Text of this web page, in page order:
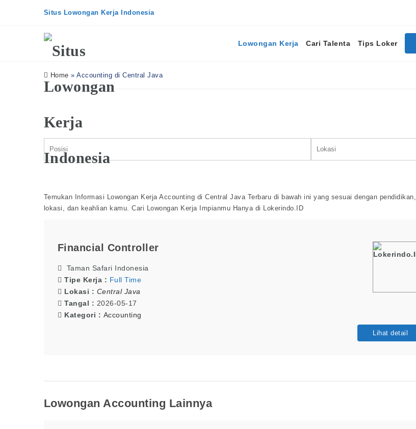
Situs Lowongan Kerja Indonesia
Lowongan Kerja Cari Talenta Tips Loker
Home »Accounting di Central Java
Temukan Informasi Lowongan Kerja Accounting di Central Java Terbaru di bawah ini yang sesuai dengan pendidikan,
lokasi, dan keahlian kamu. Cari Lowongan Kerja Impianmu Hanya di Lokerindo.ID
Financial Controller
Taman Safari Indonesia
Tipe Kerja : Full Time
Lokasi : Central Java
Tangal : 2026-05-17
Kategori : Accounting
Lihat detail
Lowongan Accounting Lainnya